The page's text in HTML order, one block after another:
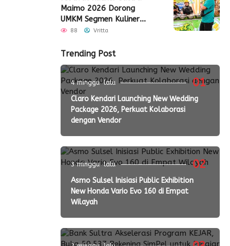
Maimo 2026 Dorong
UMKM Segmen Kuliner
Perluas Akses Pasar
88 Vritta
Trending Post
01
4 minggu lalu
Claro Kendari Launching New Wedding
Package 2026, Perkuat Kolaborasi
dengan Vendor
02
3 minggu lalu
Asmo Sulsel Inisiasi Public Exhibition
New Honda Vario Evo 160 di Empat
Wilayah